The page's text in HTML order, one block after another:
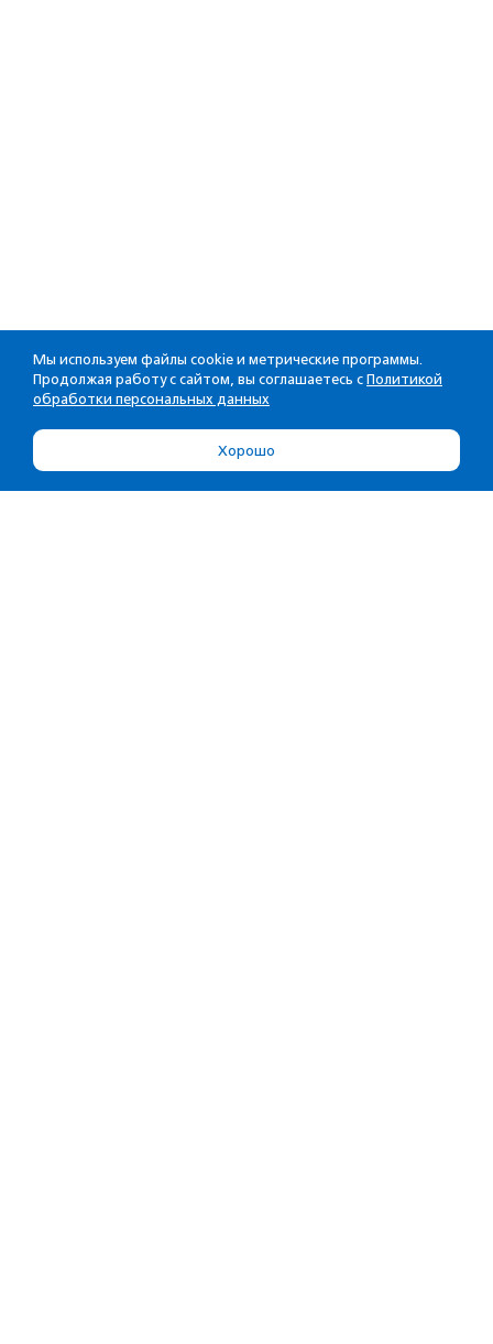
Мы используем файлы cookie и метрические программы.
Продолжая работу с сайтом, вы соглашаетесь с Политикой
обработки персональных данных
Хорошо